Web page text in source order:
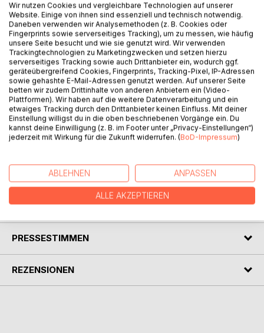
BESCHREIBUNG
Auf den Schwingen seiner schriftstellerischen Tätigkeit in
den verschiedensten Genres und unterschiedlichen
Textsorten gleitet Dietmar Krönert mit diesem Bildband
hinüber zu seiner zweiten Leidenschaft, dem Malen. Mit
dem Bilderzyklus »Kunst in Hochformat« vollzieht sich der
Übergang von seinem literarischen zum bildnerischen
des Künstlers steht.
AUTOR/IN
PRESSESTIMMEN
REZENSIONEN
Wir nutzen Cookies und vergleichbare Technologien auf unserer
Website. Einige von ihnen sind essenziell und technisch notwendig.
Daneben verwenden wir Analysemethoden (z. B. Cookies oder
Fingerprints sowie serverseitiges Tracking), um zu messen, wie häufig
unsere Seite besucht und wie sie genutzt wird. Wir verwenden
Trackingtechnologien zu Marketingzwecken und setzen hierzu
serverseitiges Tracking sowie auch Drittanbieter ein, wodurch ggf.
geräteübergreifend Cookies, Fingerprints, Tracking-Pixel, IP-Adressen
sowie gehashte E-Mail-Adressen genutzt werden. Auf unserer Seite
betten wir zudem Drittinhalte von anderen Anbietern ein (Video-
Plattformen). Wir haben auf die weitere Datenverarbeitung und ein
etwaiges Tracking durch den Drittanbieter keinen Einfluss. Mit deiner
Einstellung willigst du in die oben beschriebenen Vorgänge ein. Du
kannst deine Einwilligung (z. B. im Footer unter „Privacy-Einstellungen“)
jederzeit mit Wirkung für die Zukunft widerrufen. (BoD-Impressum)
ABLEHNEN ANPASSEN
ALLE AKZEPTIEREN